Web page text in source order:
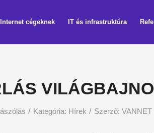
Internet cégeknek IT és infrastruktúra
/ Kategória: Hírek / Szerző: VANNET